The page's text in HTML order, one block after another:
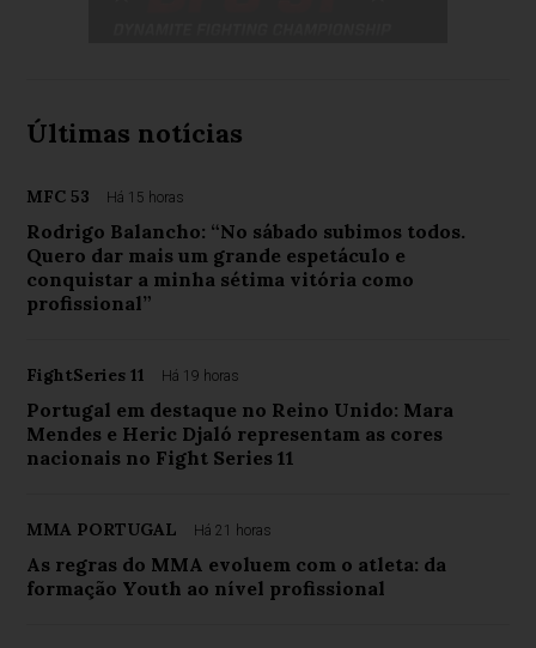
Últimas notícias
MFC 53 Há 15 horas
Rodrigo Balancho: “No sábado subimos todos.
Quero dar mais um grande espetáculo e
conquistar a minha sétima vitória como
profissional”
FightSeries 11 Há 19 horas
Portugal em destaque no Reino Unido: Mara
Mendes e Heric Djaló representam as cores
nacionais no Fight Series 11
MMA PORTUGAL Há 21 horas
As regras do MMA evoluem com o atleta: da
formação Youth ao nível profissional